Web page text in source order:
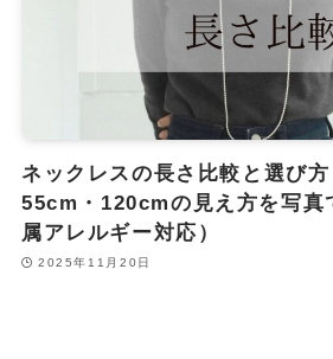
ネックレスの長さ比較と選び方
55cm・120cmの見え方を写真
属アレルギー対応）
2025年11月20日